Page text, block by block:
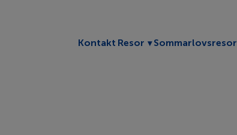
Kontakt Resor Toggle submenu
Sommarlovsresor